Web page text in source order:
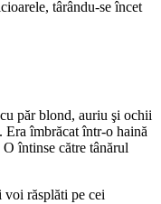
târându-se încet
păr blond, auriu şi ochii
îmbrăcat într-o haină
întinse către tânărul
răsplăti pe cei